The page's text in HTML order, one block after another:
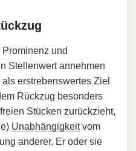
Prominenz und
Stellenwert annehmen
erstrebenswertes Ziel
Rückzug besonders
Stücken zurückzieht,
Unabhängigkeitvom
anderer. Er oder sie